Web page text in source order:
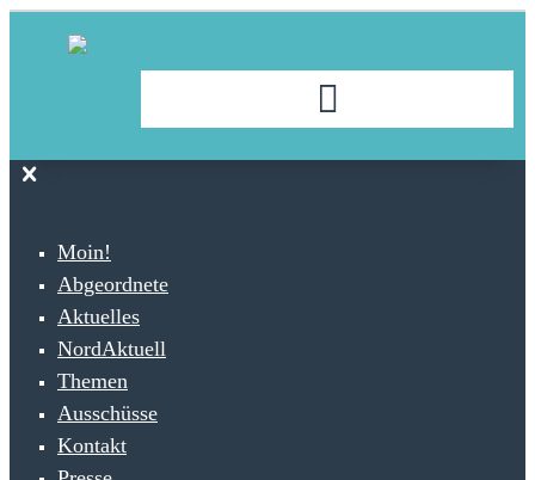
Moin!
Abgeordnete
Aktuelles
NordAktuell
Themen
Ausschüsse
Kontakt